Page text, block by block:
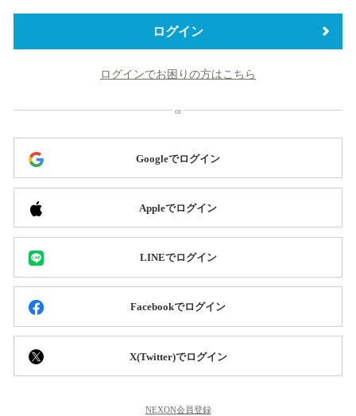
替
ログイン
ログインでお困りの方はこちら
Googleでログイン
Appleでログイン
LINEでログイン
Facebookでログイン
X(Twitter)でログイン
NEXON会員登録